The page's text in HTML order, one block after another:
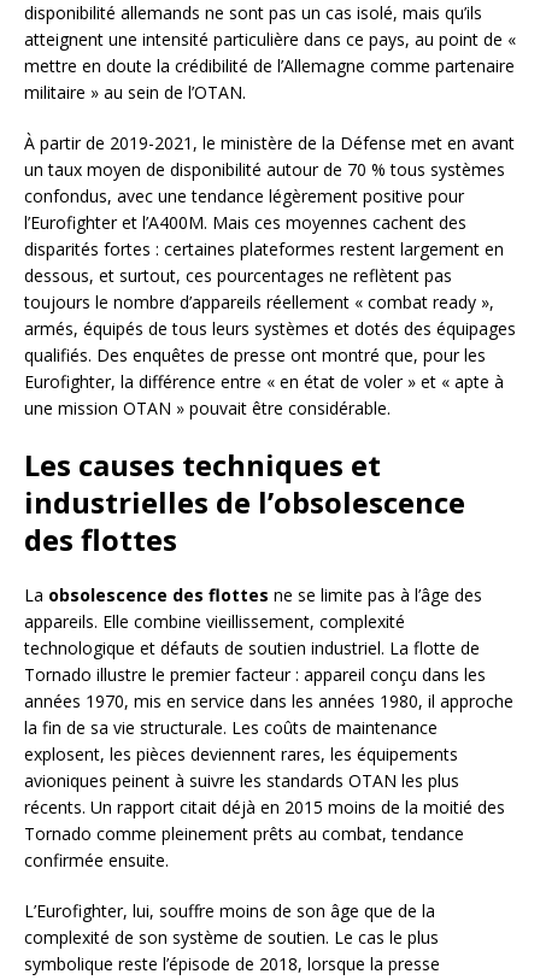
disponibilité allemands ne sont pas un cas isolé, mais qu’ils
atteignent une intensité particulière dans ce pays, au point de «
mettre en doute la crédibilité de l’Allemagne comme partenaire
militaire » au sein de l’OTAN.
À partir de 2019-2021, le ministère de la Défense met en avant
un taux moyen de disponibilité autour de 70 % tous systèmes
confondus, avec une tendance légèrement positive pour
l’Eurofighter et l’A400M. Mais ces moyennes cachent des
disparités fortes : certaines plateformes restent largement en
dessous, et surtout, ces pourcentages ne reflètent pas
toujours le nombre d’appareils réellement « combat ready »,
armés, équipés de tous leurs systèmes et dotés des équipages
qualifiés. Des enquêtes de presse ont montré que, pour les
Eurofighter, la différence entre « en état de voler » et « apte à
une mission OTAN » pouvait être considérable.
Les causes techniques et
industrielles de l’obsolescence
des flottes
La obsolescence des flottes ne se limite pas à l’âge des
appareils. Elle combine vieillissement, complexité
technologique et défauts de soutien industriel. La flotte de
Tornado illustre le premier facteur : appareil conçu dans les
années 1970, mis en service dans les années 1980, il approche
la fin de sa vie structurale. Les coûts de maintenance
explosent, les pièces deviennent rares, les équipements
avioniques peinent à suivre les standards OTAN les plus
récents. Un rapport citait déjà en 2015 moins de la moitié des
Tornado comme pleinement prêts au combat, tendance
confirmée ensuite.
L’Eurofighter, lui, souffre moins de son âge que de la
complexité de son système de soutien. Le cas le plus
symbolique reste l’épisode de 2018, lorsque la presse